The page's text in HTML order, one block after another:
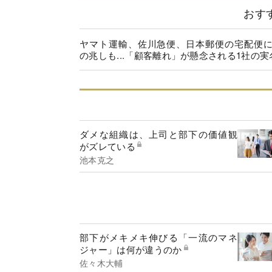
おす
ヤマト運輸、佐川急便、日本郵便の宅配便
の兆しも...「顧客離れ」が懸念される1社の実
ダメな組織は、上司と部下の価値観
がズレている
池本克之
部下がメキメキ伸びる「一流のマネ
ジャー」は何が違うのか
佐々木大輔